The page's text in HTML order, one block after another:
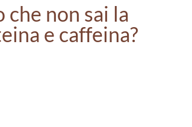
non sai la
e caffeina?